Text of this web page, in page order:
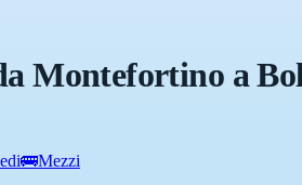
Montefortino a
🚌Mezzi